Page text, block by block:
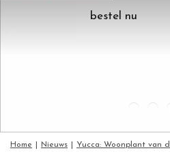
bestel nu
Home Nieuws Yucca: Woonplant van